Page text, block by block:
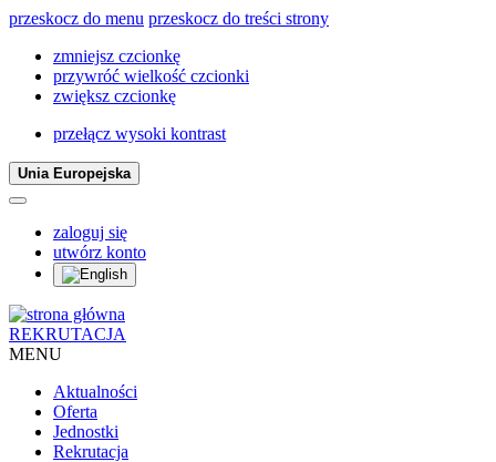
przeskocz do menu przeskocz do treści strony
zmniejsz czcionkę
przywróć wielkość czcionki
zwiększ czcionkę
przełącz wysoki kontrast
Unia Europejska
zaloguj się
utwórz konto
REKRUTACJA
MENU
Aktualności
Oferta
Jednostki
Rekrutacja